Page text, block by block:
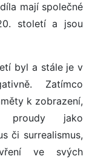
mají společné
století a jsou
byl a stále je v
Zatímco
k zobrazení,
proudy jako
či surrealismus,
ve svých